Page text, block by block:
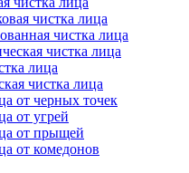
чистка лица
чистка лица
чистка лица
лица
чистка лица
от черных точек
от угрей
от прыщей
от комедонов